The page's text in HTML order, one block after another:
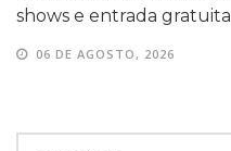
shows e entrada gratuita
06 DE AGOSTO, 2026